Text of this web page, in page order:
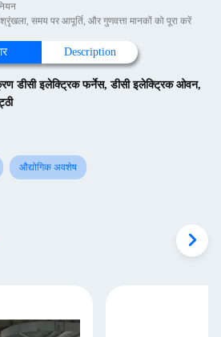
श्रृंखला, समय पर आपूर्ति, और गुणवत्ता मानकों को पूरा करें
Description
डीसी इलेक्ट्रिक फर्नेस,डीसी इलेक्ट्रिक ओवन,
औद्योगिक अवशेष